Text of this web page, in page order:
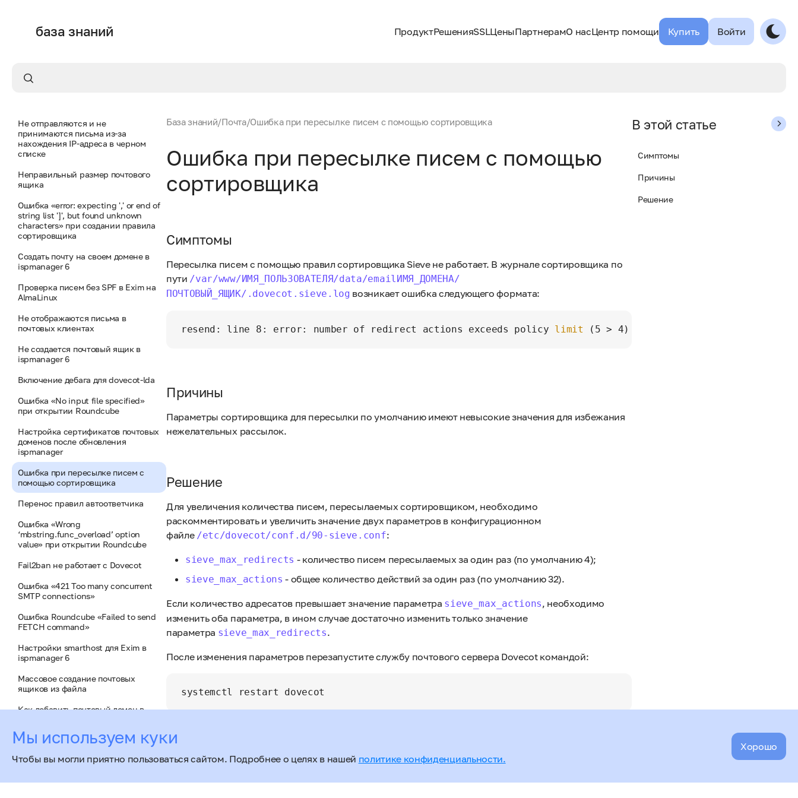
база знаний ПродуктРешенияSSLЦеныПартнерамО насЦентр помощи Купить Войти
Не отправляются и не
Не отправляются и не
принимаются письма из-за
нахождения IP-адреса в черном
списке
Неправильный размер почтового
ящика
Ошибка «error: expecting ',' or end of
string list ']', but found unknown
characters» при создании правила
сортировщика
Создать почту на своем домене в
ispmanager 6
Проверка писем без SPF в Exim на
AlmaLinux
Не отображаются письма в
почтовых клиентах
Не создается почтовый ящик в
ispmanager 6
Включение дебага для dovecot-lda
Ошибка «No input file specified»
при открытии Roundcube
Настройка сертификатов почтовых
доменов после обновления
ispmanager
Ошибка при пересылке писем с
помощью сортировщика
Перенос правил автоответчика
Ошибка «Wrong
‘mbstring.func_overload’ option
value» при открытии Roundcube
Fail2ban не работает с Dovecot
Ошибка «421 Too many concurrent
SMTP connections»
Ошибка Roundcube «Failed to send
FETCH command»
Настройки smarthost для Exim в
ispmanager 6
Массовое создание почтовых
ящиков из файла
Как добавить почтовый домен в
Ошибка «no IP address found for
host __LOCAL_IP__» при отправке
писем
База знаний/Почта/Ошибка при пересылке писем с помощью сортировщика
Ошибка при пересылке писем с помощью
сортировщика
Симптомы
Пересылка писем с помощью правил сортировщика Sieve не работает. В журнале сортировщика по
пути /var/www/ИМЯ_ПОЛЬЗОВАТЕЛЯ/data/emailИМЯ_ДОМЕНА/
ПОЧТОВЫЙ_ЯЩИК/.dovecot.sieve.log возникает ошибка следующего формата:
resend: line 8: error: number of redirect actions exceeds policy limit
Причины
Параметры сортировщика для пересылки по умолчанию имеют невысокие значения для избежания
нежелательных рассылок.
Решение
Для увеличения количества писем, пересылаемых сортировщиком, необходимо
раскомментировать и увеличить значение двух параметров в конфигурационном
файле /etc/dovecot/conf.d/90-sieve.conf:
sieve_max_redirects - количество писем пересылаемых за один раз (по умолчанию 4);
sieve_max_actions - общее количество действий за один раз (по умолчанию 32).
Если количество адресатов превышает значение параметра sieve_max_actions, необходимо
изменить оба параметра, в ином случае достаточно изменить только значение
параметра sieve_max_redirects.
После изменения параметров перезапустите службу почтового сервера Dovecot командой:
В этой статье
Симптомы
Причины
Решение
Мы используем куки
Чтобы вы могли приятно пользоваться сайтом. Подробнее о целях в нашей политике конфиденциальности.
Хорошо